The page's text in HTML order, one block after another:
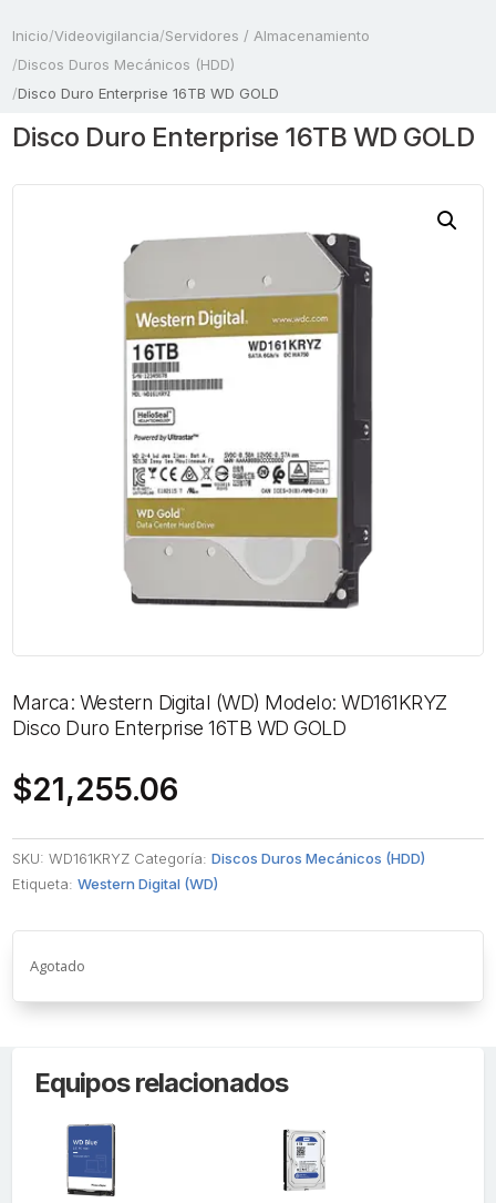
Inicio/Videovigilancia/Servidores / Almacenamiento
/Discos Duros Mecánicos (HDD)
/Disco Duro Enterprise 16TB WD GOLD
Disco Duro Enterprise 16TB WD GOLD
Marca: Western Digital (WD) Modelo: WD161KRYZ
Disco Duro Enterprise 16TB WD GOLD
$21,255.06
SKU:WD161KRYZ Categoría:Discos Duros Mecánicos (HDD)
Etiqueta:Western Digital (WD)
Agotado
Equipos relacionados